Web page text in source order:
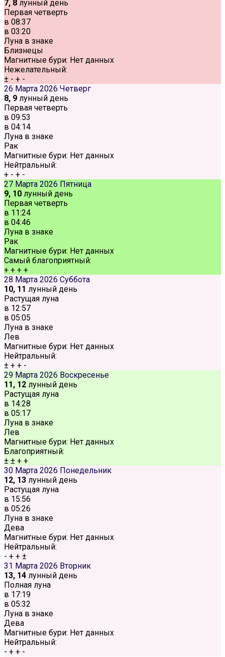
7, 8 лунный день
Первая четверть
в 08:37
в 03:20
Луна в знаке
Близнецы
Магнитные бури: Нет данных
Нежелательный:
± - + -
26 Марта 2026 Четверг
8, 9 лунный день
Первая четверть
в 09:53
в 04:14
Луна в знаке
Рак
Магнитные бури: Нет данных
Нейтральный:
+ - + -
27 Марта 2026 Пятница
9, 10 лунный день
Первая четверть
в 11:24
в 04:46
Луна в знаке
Рак
Магнитные бури: Нет данных
Самый благоприятный:
+ + + +
28 Марта 2026 Суббота
10, 11 лунный день
Растущая луна
в 12:57
в 05:05
Луна в знаке
Лев
Магнитные бури: Нет данных
Нейтральный:
± + + -
29 Марта 2026 Воскресенье
11, 12 лунный день
Растущая луна
в 14:28
в 05:17
Луна в знаке
Лев
Магнитные бури: Нет данных
Благоприятный:
± ± + +
30 Марта 2026 Понедельник
12, 13 лунный день
Растущая луна
в 15:56
в 05:26
Луна в знаке
Дева
Магнитные бури: Нет данных
Нейтральный:
- + + ±
31 Марта 2026 Вторник
13, 14 лунный день
Полная луна
в 17:19
в 05:32
Луна в знаке
Дева
Магнитные бури: Нет данных
Нейтральный:
- + + -